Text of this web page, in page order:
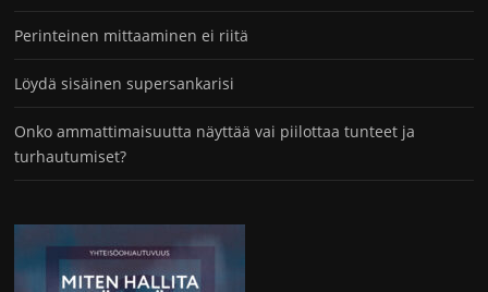
Perinteinen mittaaminen ei riitä
Löydä sisäinen supersankarisi
Onko ammattimaisuutta näyttää vai piilottaa tunteet ja
turhautumiset?